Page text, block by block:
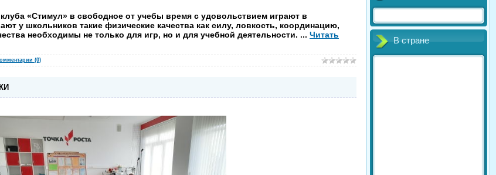
«Стимул» в свободное от учебы время с удовольствием играют в
у школьников такие физические качества как силу, ловкость, координацию,
необходимы не только для игр, но и для учебной деятельности. ... Читать
(0)
В стране